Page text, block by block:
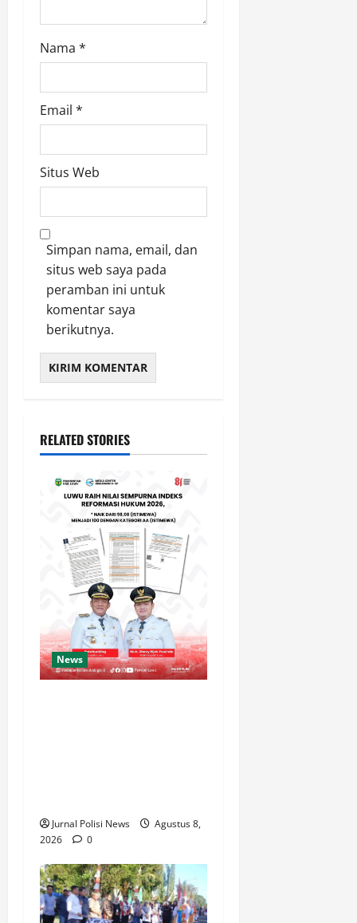
Nama *
Email *
Situs Web
Simpan nama, email, dan
situs web saya pada
peramban ini untuk
komentar saya
berikutnya.
RELATED STORIES
News
Jurnal Polisi News
Agustus 8,
2026
0